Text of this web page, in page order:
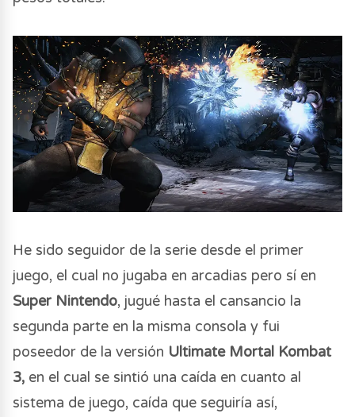
He sido seguidor de la serie desde el primer
juego, el cual no jugaba en arcadias pero sí en
Super Nintendo, jugué hasta el cansancio la
segunda parte en la misma consola y fui
poseedor de la versión Ultimate Mortal Kombat
3, en el cual se sintió una caída en cuanto al
sistema de juego, caída que seguiría así,